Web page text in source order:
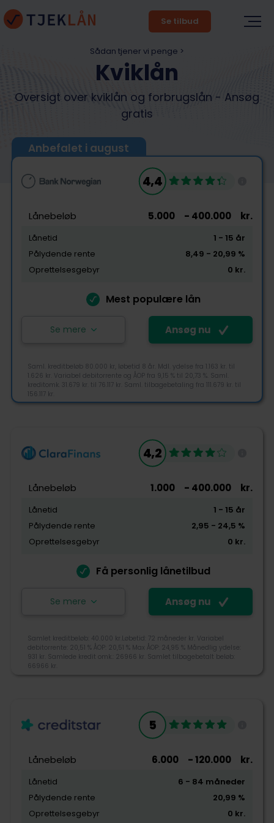
Se tilbud
Sådan tjener vi penge >
Kviklån
Oversigt over kviklån og forbrugslån - Ansøg
gratis
Anbefalet i august
4,4
Lånebeløb 5.000 - 400.000 kr.
Lånetid 1 - 15 år
Pålydende rente
8,49 - 20,99 %
Oprettelsesgebyr
0 kr.
Mest populære lån
Ansøg nu
Se mere
Saml. kreditbeløb 80.000 kr, løbetid 8 år. Mdl. ydelse fra 1.163 kr. til
1.626 kr. Variabel debitorrente og ÅOP fra 9,15 % til 20,73 %. Saml.
kreditomk. 31.679 kr. til 76.117 kr. Saml. tilbagebetaling fra 111.679 kr. til
156.117 kr.
4,4
Tilgængelighed
Kundeservice
Bank Norwegian er en internetbaseret bank for
bedste løsninger til køb og brug af finansielle
tjenester online.
+45 70801100
Snarøyveien 36, 1364 Fornebu, Norge
4,2
Lånebeløb 1.000 - 400.000 kr.
Lånetid 1 - 15 år
Pålydende rente
2,95 - 24,5 %
Oprettelsesgebyr
0 kr.
Få personlig lånetilbud
Ansøg nu
Se mere
Samlet kreditbeløb: 40.000 kr.Løbetid: 72 måneder kr. Variabel
debitorrente: 20,51 % ÅOP: 20,51 % Max ÅOP: 24,95 % Månedlig ydelse:
931 kr. Samlede kredit omk.: 26966 kr. Samlet tilbagebetalt beløb:
66966 kr.
4,2
Tilgængelighed
5
Lånebeløb 6.000 - 120.000 kr.
Lånetid 6 - 84 måneder
Pålydende rente
20,99 %
Oprettelsesgebyr
0 kr.